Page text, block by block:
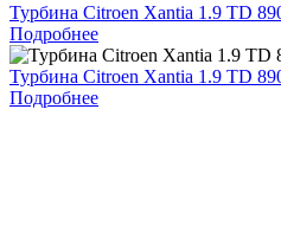
Турбина Citroen Xantia 1.9 TD
Подробнее
Турбина Citroen Xantia 1.9 TD
Подробнее